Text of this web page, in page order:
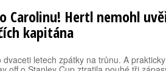
Carolinu! Hertl nemohl
kapitána
dvaceti letech zpátky na trůnu. A